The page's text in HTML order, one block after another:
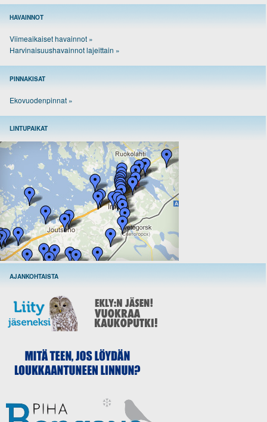
HAVAINNOT
Viimeaikaiset havainnot »
Harvinaisuushavainnot lajeittain »
PINNAKISAT
Ekovuodenpinnat »
LINTUPAIKAT
AJANKOHTAISTA